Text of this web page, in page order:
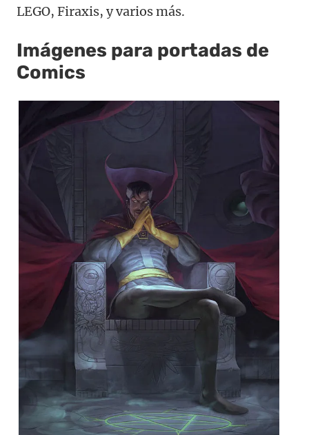
LEGO, Firaxis, y varios más.
Imágenes para portadas de
Comics